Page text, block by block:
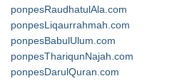
ponpesRaudhatulAla.com
ponpesLiqaurrahmah.com
ponpesBabulUlum.com
ponpesThariqunNajah.com
ponpesDarulQuran.com